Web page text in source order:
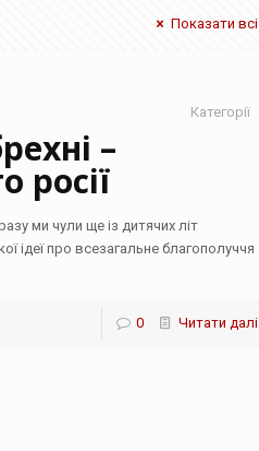
Показати всі
Категорії
–
росії
ми чули ще із дитячих літ
ідеї про всезагальне благополуччя
0 Читати далі